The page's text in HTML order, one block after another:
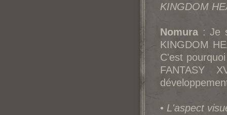
KINGDOM
Nomura : Je
KINGDOM
C'est
FANTASY
• L'aspect